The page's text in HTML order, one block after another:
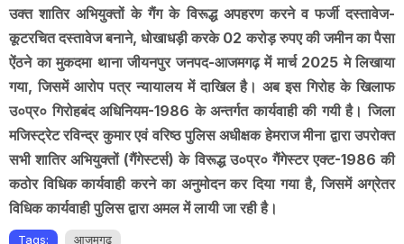
उक्त शातिर अभियुक्तों के गैंग के विरूद्ध अपहरण करने व फर्जी दस्तावेज-
कूटरचित दस्तावेज बनाने, धोखाधड़ी करके 02 करोड़ रुपए की जमीन का पैसा
ऐंठने का मुकदमा थाना जीयनपुर जनपद-आजमगढ़ में मार्च 2025 मे लिखाया
गया, जिसमें आरोप पत्र न्यायालय में दाखिल है। अब इस गिरोह के खिलाफ
उ०प्र० गिरोहबंद अधिनियम-1986 के अन्तर्गत कार्यवाही की गयी है।जिला
मजिस्ट्रेट रविन्द्र कुमार एवं वरिष्ठ पुलिस अधीक्षक हेमराज मीना द्वारा उपरोक्त
सभी शातिर अभियुक्तों (गैंगेस्टर्स) के विरूद्ध उ०प्र० गैंगेस्टर एक्ट-1986 की
कठोर विधिक कार्यवाही करने का अनुमोदन कर दिया गया है, जिसमें अग्रेतर
विधिक कार्यवाही पुलिस द्वारा अमल में लायी जा रही है।
Tags: आजमगढ़